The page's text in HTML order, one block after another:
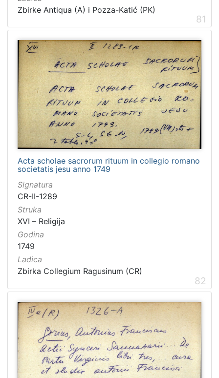
Zbirke Antiqua (A) i Pozza-Katić (PK)
81
Acta scholae sacrorum rituum in collegio romano
societatis jesu anno 1749
Signatura
CR-II-1289
Struka
XVI – Religija
Godina
1749
Ladica
Zbirka Collegium Ragusinum (CR)
82